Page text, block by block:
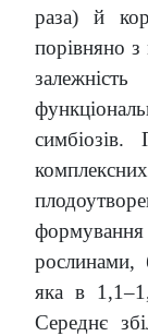
раза) й
порівняно з
симбіозів.
рослинами,
яка в
Середнє